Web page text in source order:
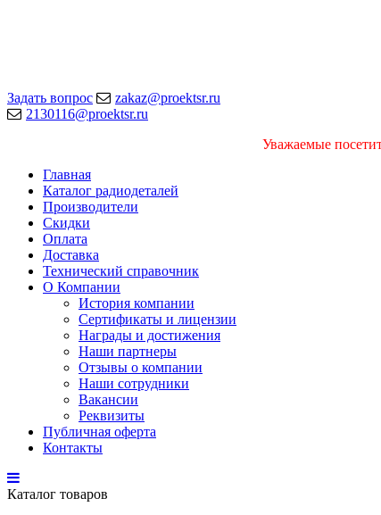
Задать вопрос
zakaz@proektsr.ru
2130116@proektsr.ru
Уважаемые
Главная
Каталог радиодеталей
Производители
Скидки
Оплата
Доставка
Технический справочник
О Компании
История компании
Сертификаты и лицензии
Награды и достижения
Наши партнеры
Отзывы о компании
Наши сотрудники
Вакансии
Реквизиты
Публичная оферта
Контакты
Каталог товаров